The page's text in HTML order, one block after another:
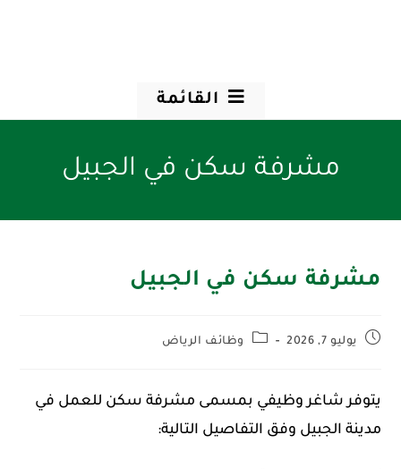
القائمة
مشرفة سكن في الجبيل
مشرفة سكن في الجبيل
يوليو 7, 2026 وظائف الرياض
يتوفر شاغر وظيفي بمسمى مشرفة سكن للعمل في
مدينة الجبيل وفق التفاصيل التالية: